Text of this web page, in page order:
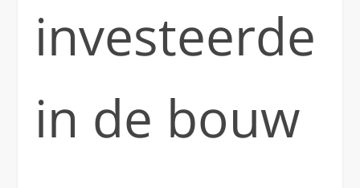
investeerde
in de bouw